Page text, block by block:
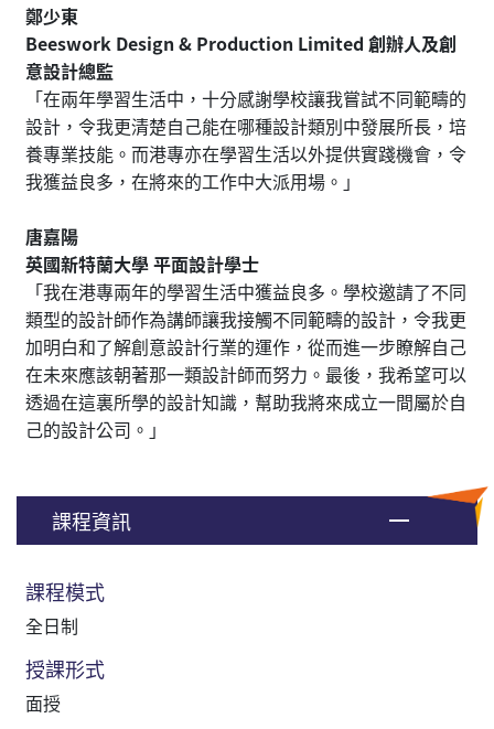
鄭少東
Beeswork Design & Production Limited 創辦人及創
意設計總監
「在兩年學習生活中，十分感謝學校讓我嘗試不同範疇的
設計，令我更清楚自己能在哪種設計類別中發展所長，培
養專業技能。而港專亦在學習生活以外提供實踐機會，令
我獲益良多，在將來的工作中大派用場。」
唐嘉陽
英國新特蘭大學 平面設計學士
「我在港專兩年的學習生活中獲益良多。學校邀請了不同
類型的設計師作為講師讓我接觸不同範疇的設計，令我更
加明白和了解創意設計行業的運作，從而進一步瞭解自己
在未來應該朝著那一類設計師而努力。最後，我希望可以
透過在這裏所學的設計知識，幫助我將來成立一間屬於自
己的設計公司。」
課程資訊
課程模式
全日制
授課形式
面授